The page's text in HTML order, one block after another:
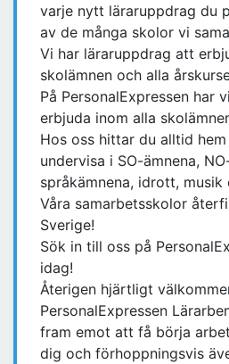
varje nytt läraruppdrag du
av de många skolor vi
Vi har läraruppdrag att
skolämnen och alla
På PersonalExpressen har
erbjuda inom alla
Hos oss hittar du alltid
undervisa i SO-ämnena,
språkämnena, idrott, musik
Våra samarbetsskolor
Sverige!
Sök in till oss på
idag!
Återigen hjärtligt
PersonalExpressen
fram emot att få börja
dig och förhoppningsvis